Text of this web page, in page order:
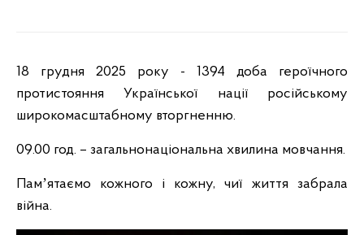
18 грудня 2025 року - 1394 доба героїчного
протистояння Української нації російському
широкомасштабному вторгненню.
09.00 год. – загальнонаціональна хвилина мовчання.
Памʼятаємо кожного і кожну, чиї життя забрала
війна.